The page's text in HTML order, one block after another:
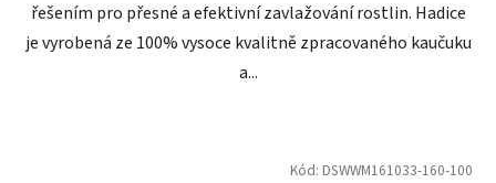
řešením pro přesné a efektivní zavlažování rostlin. Hadice
je vyrobená ze 100% vysoce kvalitně zpracovaného kaučuku
a...
Kód: DSWWM161033-160-100